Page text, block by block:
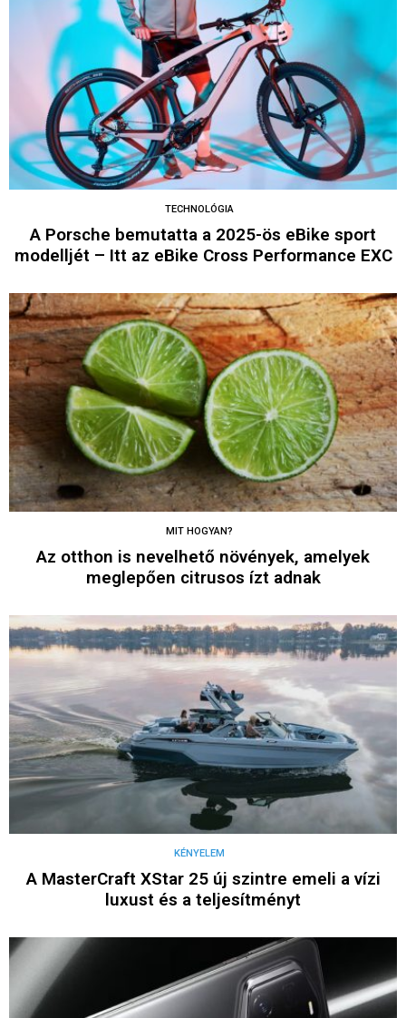
TECHNOLÓGIA
A Porsche bemutatta a 2025-ös eBike sport
modelljét – Itt az eBike Cross Performance EXC
MIT HOGYAN?
Az otthon is nevelhető növények, amelyek
meglepően citrusos ízt adnak
KÉNYELEM
A MasterCraft XStar 25 új szintre emeli a vízi
luxust és a teljesítményt